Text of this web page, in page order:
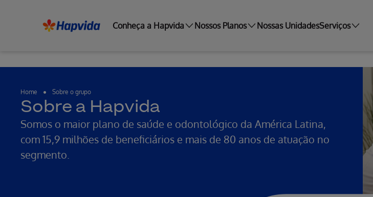
Conheça a Hapvida Nossos Planos Nossas UnidadesServiços
Home Sobre o grupo
Sobre a Hapvida
Somos o maior plano de saúde e odontológico da América Latina,
com 15,9 milhões de beneficiários e mais de 80 anos de atuação no
segmento.